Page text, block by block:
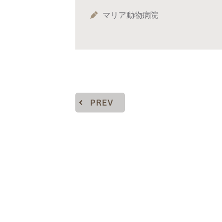
マリア動物病院
PREV